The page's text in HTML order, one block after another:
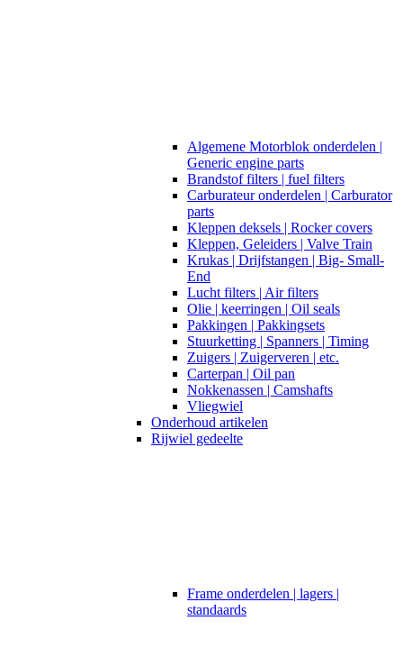
Algemene Motorblok onderdelen |
Generic engine parts
Brandstof filters | fuel filters
Carburateur onderdelen | Carburator
parts
Kleppen deksels | Rocker covers
Kleppen, Geleiders | Valve Train
Krukas | Drijfstangen | Big- Small-
End
Lucht filters | Air filters
Olie | keerringen | Oil seals
Pakkingen | Pakkingsets
Stuurketting | Spanners | Timing
Zuigers | Zuigerveren | etc.
Carterpan | Oil pan
Nokkenassen | Camshafts
Vliegwiel
Onderhoud artikelen
Rijwiel gedeelte
Frame onderdelen | lagers |
standaards